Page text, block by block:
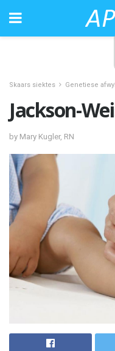
Skaars siektes Genetiese
Jackson-
by Mary Kugler, RN